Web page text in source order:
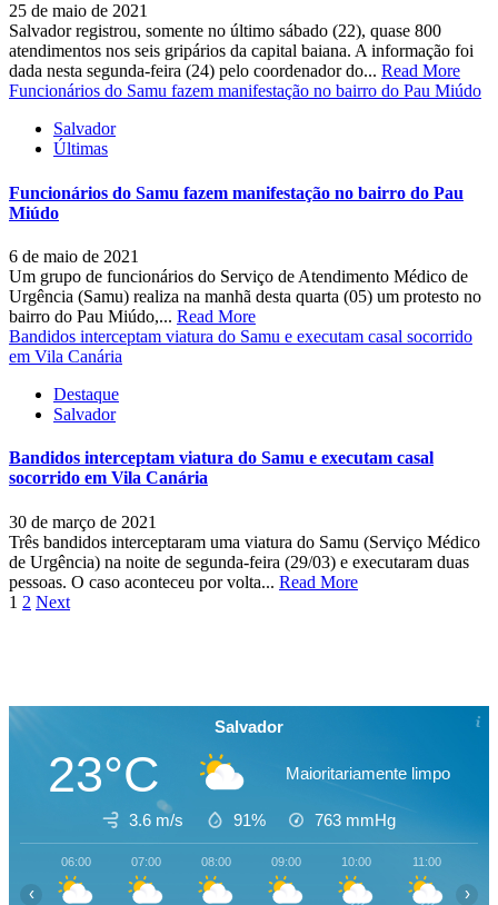
25 de maio de 2021
Salvador registrou, somente no último sábado (22), quase 800
atendimentos nos seis gripários da capital baiana. A informação foi
dada nesta segunda-feira (24) pelo coordenador do... Read More
Funcionários do Samu fazem manifestação no bairro do Pau Miúdo
Salvador
Últimas
Funcionários do Samu fazem manifestação no bairro do Pau
Miúdo
6 de maio de 2021
Um grupo de funcionários do Serviço de Atendimento Médico de
Urgência (Samu) realiza na manhã desta quarta (05) um protesto no
bairro do Pau Miúdo,... Read More
Bandidos interceptam viatura do Samu e executam casal socorrido
em Vila Canária
Destaque
Salvador
Bandidos interceptam viatura do Samu e executam casal
socorrido em Vila Canária
30 de março de 2021
Três bandidos interceptaram uma viatura do Samu (Serviço Médico
de Urgência) na noite de segunda-feira (29/03) e executaram duas
pessoas. O caso aconteceu por volta... Read More
Paginação
1 2 Next
Salvador
23°C Maioritariamente limpo
3.6 m/s 91% 763 mmHg
06:00 07:00 08:00 09:00 10:00 11:00
‹ ›